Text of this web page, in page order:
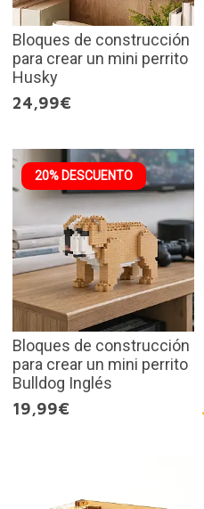
Bloques de construcción
para crear un mini perrito
Husky
24,99€
20% DESCUENTO
Bloques de construcción
para crear un mini perrito
Bulldog Inglés
19,99€